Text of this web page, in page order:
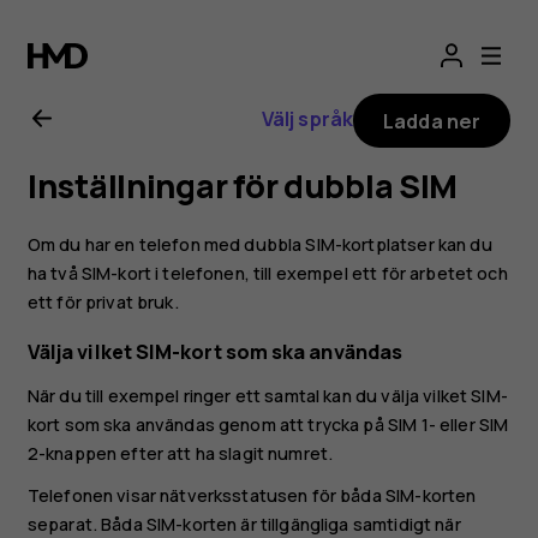
för
Nokia
G21
Välj språk Ladda ner
Inställningar för dubbla SIM
Om du har en telefon med dubbla SIM-kortplatser kan du
ha två SIM-kort i telefonen, till exempel ett för arbetet och
ett för privat bruk.
Välja vilket SIM-kort som ska användas
När du till exempel ringer ett samtal kan du välja vilket SIM-
kort som ska användas genom att trycka på SIM 1- eller SIM
2-knappen efter att ha slagit numret.
Telefonen visar nätverksstatusen för båda SIM-korten
separat. Båda SIM-korten är tillgängliga samtidigt när